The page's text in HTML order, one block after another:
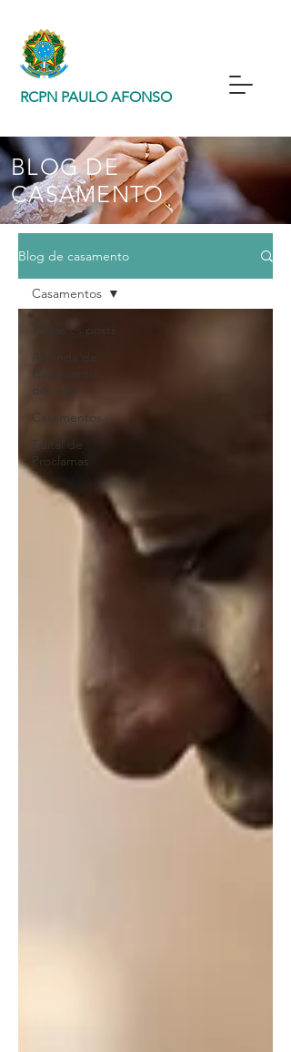
RCPN PAULO AFONSO
BLOG DE
CASAMENTO
Blog de casamento
Todos os posts
Agenda de
Casamentos
Casamentos
Edital de
Proclamas
Casamentos